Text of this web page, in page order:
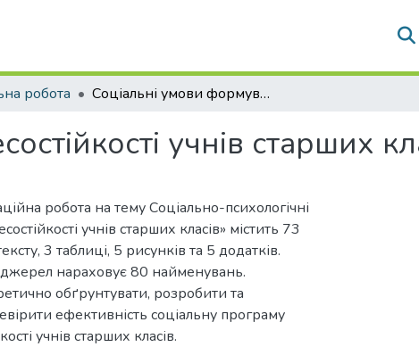
робота Соціальні умови формування стресостійкості учнів старших класів
учнів старших
робота на тему Соціально-психологічні
учнів старших класів» містить 73
3 таблиці, 5 рисунків та 5 додатків.
нараховує 80 найменувань.
обґрунтувати, розробити та
ефективність соціальну програму
учнів старших класів.